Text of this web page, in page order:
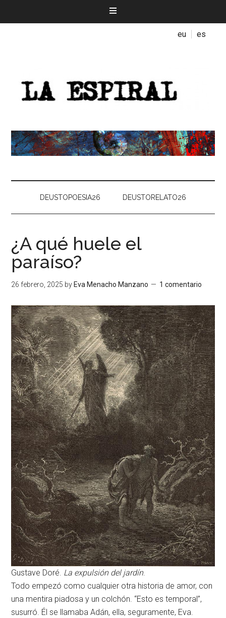
eu es
DEUSTOPOESIA26 DEUSTORELATO26
¿A qué huele el
paraíso?
26 febrero, 2025 by Eva Menacho Manzano 1 comentario
Gustave Doré. La expulsión del jardín.
Todo empezó como cualquier otra historia de amor, con
una mentira piadosa y un colchón. “Esto es temporal”,
susurró. Él se llamaba Adán, ella, seguramente, Eva.